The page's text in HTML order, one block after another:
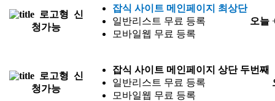
로고형 신
청가능
잡식 사이트 메인페이지 최상단
일반리스트 무료 등록
모바일웹 무료 등록
오늘
로고형 신
청가능
잡식 사이트 메인페이지 상단 두번째
일반리스트 무료 등록
모바일웹 무료 등록